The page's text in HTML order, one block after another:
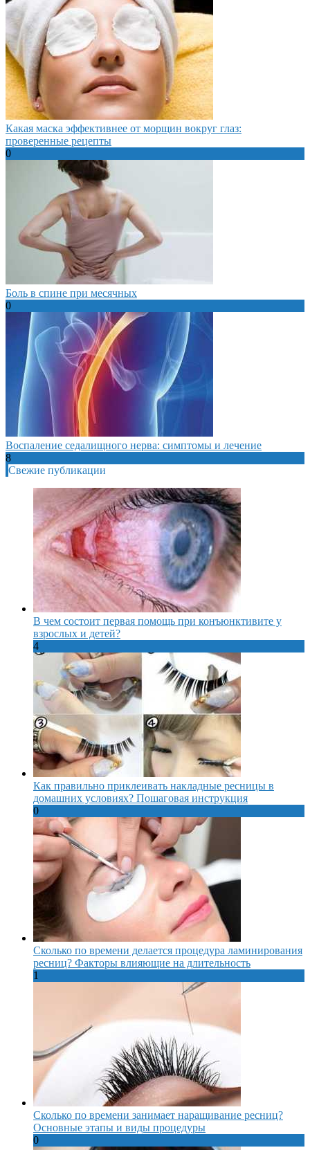
Какая маска эффективнее от морщин вокруг глаз:
проверенные рецепты
0
Боль в спине при месячных
0
Воспаление седалищного нерва: симптомы и лечение
8
Свежие публикации
В чем состоит первая помощь при конъюнктивите у
взрослых и детей?
4
Как правильно приклеивать накладные ресницы в
домашних условиях? Пошаговая инструкция
0
Сколько по времени делается процедура ламинирования
ресниц? Факторы влияющие на длительность
1
Сколько по времени занимает наращивание ресниц?
Основные этапы и виды процедуры
0